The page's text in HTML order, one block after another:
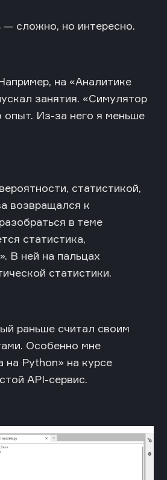
сложно, но интересно.
на «Аналитике
занятия. «Симулятор
опыт. Из-за него я меньше
статистикой,
возвращался к
в теме
статистика,
В ней на пальцах
статистики.
раньше считал своим
Особенно мне
на Python» на курсе
API-сервис.